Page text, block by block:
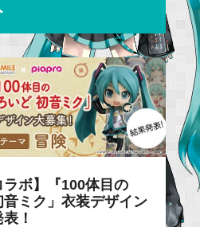
ラボ】『100体目の
音ミク」衣装デザイン
！